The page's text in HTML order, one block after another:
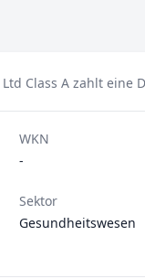
Class A zahlt eine
WKN
-
Sektor
Gesundheitswesen